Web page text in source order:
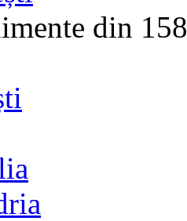
din